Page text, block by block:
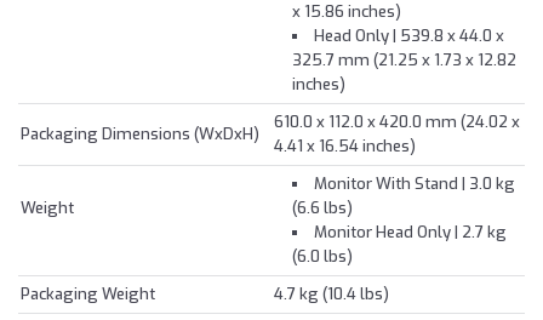
x 15.86 inches)
Head Only | 539.8 x 44.0 x
325.7 mm (21.25 x 1.73 x 12.82
inches)
Packaging Dimensions (WxDxH)
610.0 x 112.0 x 420.0 mm (24.02 x
4.41 x 16.54 inches)
Weight
Monitor With Stand | 3.0 kg
(6.6 lbs)
Monitor Head Only | 2.7 kg
(6.0 lbs)
Packaging Weight
4.7 kg (10.4 lbs)